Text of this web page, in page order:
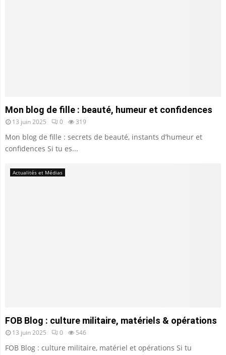
Mon blog de fille : beauté, humeur et confidences
13 juin 2025 0 319
Mon blog de fille : secrets de beauté, instants d’humeur et
confidences Si tu es...
Actualités et Médias
FOB Blog : culture militaire, matériels & opérations
13 juin 2025 0 546
FOB Blog : culture militaire, matériel et opérations Si tu